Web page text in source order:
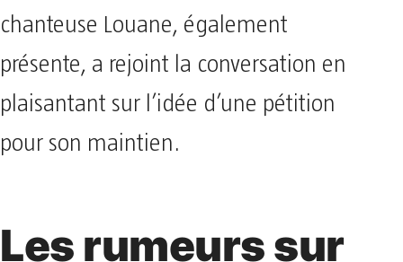
chanteuse Louane, également
présente, a rejoint la conversation en
plaisantant sur l’idée d’une pétition
pour son maintien.
Les rumeurs sur